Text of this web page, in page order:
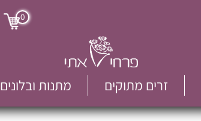
0
זרים מתוקים מתנות ובלונים